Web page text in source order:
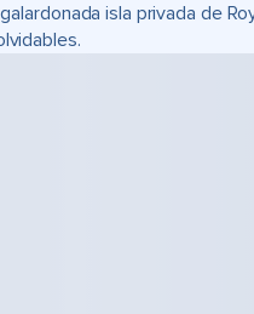
isla privada de